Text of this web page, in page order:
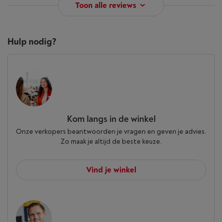
Toon alle reviews
Hulp nodig?
Kom langs in de winkel
Onze verkopers beantwoorden je vragen en geven je advies.
Zo maak je altijd de beste keuze.
Vind je winkel